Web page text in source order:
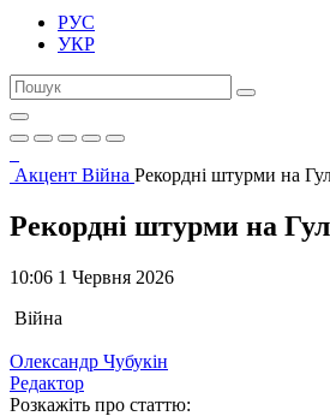
РУС
УКР
Акцент Війна Рекордні штурми на
Рекордні штурми на
10:06 1 Червня 2026
Війна
Олександр Чубукін
Редактор
Розкажіть про статтю: